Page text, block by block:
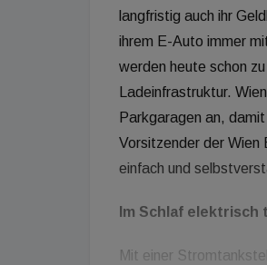
langfristig auch ihr
ihrem E-Auto immer
werden heute schon
Ladeinfrastruktur.
Parkgaragen an,
Vorsitzender der Wien
einfach und
Im Schlaf elektrisch
Mit einer